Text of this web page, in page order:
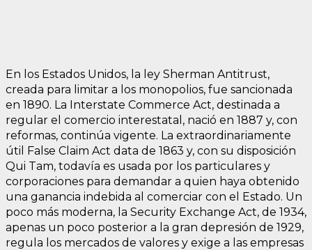
En los Estados Unidos, la ley Sherman Antitrust,
creada para limitar a los monopolios, fue sancionada
en 1890. La Interstate Commerce Act, destinada a
regular el comercio interestatal, nació en 1887 y, con
reformas, continúa vigente. La extraordinariamente
útil False Claim Act data de 1863 y, con su disposición
Qui Tam, todavía es usada por los particulares y
corporaciones para demandar a quien haya obtenido
una ganancia indebida al comerciar con el Estado. Un
poco más moderna, la Security Exchange Act, de 1934,
apenas un poco posterior a la gran depresión de 1929,
regula los mercados de valores y exige a las empresas